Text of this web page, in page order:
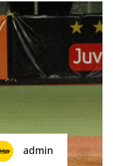
admin